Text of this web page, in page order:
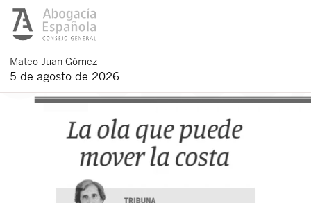
Mateo Juan Gómez
5 de agosto de 2026